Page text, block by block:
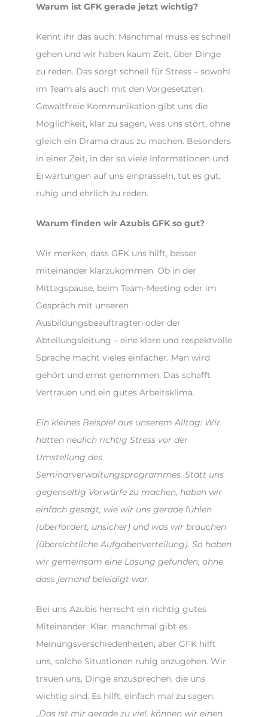
Warum ist GFK gerade jetzt wichtig?
Kennt ihr das auch: Manchmal muss es schnell
gehen und wir haben kaum Zeit, über Dinge
zu reden. Das sorgt schnell für Stress – sowohl
im Team als auch mit den Vorgesetzten.
Gewaltfreie Kommunikation gibt uns die
Möglichkeit, klar zu sagen, was uns stört, ohne
gleich ein Drama draus zu machen. Besonders
in einer Zeit, in der so viele Informationen und
Erwartungen auf uns einprasseln, tut es gut,
ruhig und ehrlich zu reden.
Warum finden wir Azubis GFK so gut?
Wir merken, dass GFK uns hilft, besser
miteinander klarzukommen. Ob in der
Mittagspause, beim Team-Meeting oder im
Gespräch mit unseren
Ausbildungsbeauftragten oder der
Abteilungsleitung – eine klare und respektvolle
Sprache macht vieles einfacher. Man wird
gehört und ernst genommen. Das schafft
Vertrauen und ein gutes Arbeitsklima.
Ein kleines Beispiel aus unserem Alltag: Wir
hatten neulich richtig Stress vor der
Umstellung des
Seminarverwaltungsprogrammes. Statt uns
gegenseitig Vorwürfe zu machen, haben wir
einfach gesagt, wie wir uns gerade fühlen
(überfordert, unsicher) und was wir brauchen
(übersichtliche Aufgabenverteilung). So haben
wir gemeinsam eine Lösung gefunden, ohne
dass jemand beleidigt war.
Bei uns Azubis herrscht ein richtig gutes
Miteinander. Klar, manchmal gibt es
Meinungsverschiedenheiten, aber GFK hilft
uns, solche Situationen ruhig anzugehen. Wir
trauen uns, Dinge anzusprechen, die uns
wichtig sind. Es hilft, einfach mal zu sagen:
„Das ist mir gerade zu viel, können wir einen